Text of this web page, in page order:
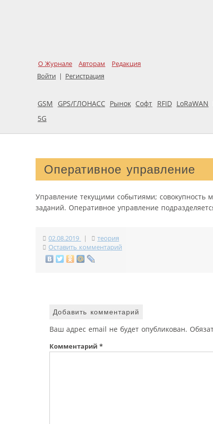
О Журнале Авторам
Редакция
Войти | Регистрация
GSM GPS/ГЛОНАСС Рынок Софт RFID LoRaWAN
5G
Оперативное управление
Управление текущими событиями; совокупность
заданий. Оперативное управление
02.08.2019 |
теория
Оставить комментарий
Добавить комментарий
Ваш адрес email не будет опубликован.
Комментарий *